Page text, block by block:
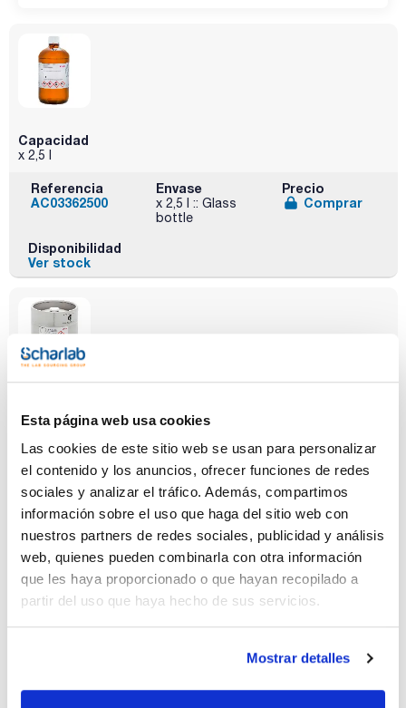
Esta página web usa cookies
Las cookies de este sitio web se usan para personalizar
el contenido y los anuncios, ofrecer funciones de redes
sociales y analizar el tráfico. Además, compartimos
información sobre el uso que haga del sitio web con
nuestros partners de redes sociales, publicidad y análisis
web, quienes pueden combinarla con otra información
que les haya proporcionado o que hayan recopilado a
partir del uso que haya hecho de sus servicios.
Mostrar detalles
Capacidad
x 2,5 l
Referencia
AC03362500
Envase
x 2,5 l :: Glass
bottle
Precio
Comprar
Disponibilidad
Ver stock
x 200 l
Referencia
AC0336200E
Envase
x 200 l ::
Stainless steel
drum
Precio
Comprar
Ver stock
x 4 l